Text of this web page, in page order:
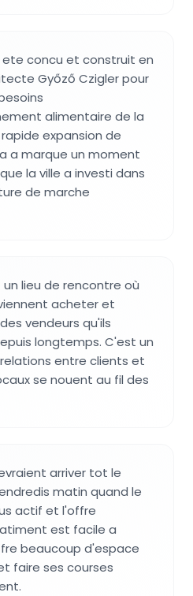
concu et construit en
Győző Czigler pour
alimentaire de la
expansion de
a marque un moment
la ville a investi dans
de marche
lieu de rencontre où
acheter et
vendeurs qu'ils
longtemps. C'est un
entre clients et
se nouent au fil des
arriver tot le
matin quand le
actif et l'offre
est facile a
beaucoup d'espace
faire ses courses